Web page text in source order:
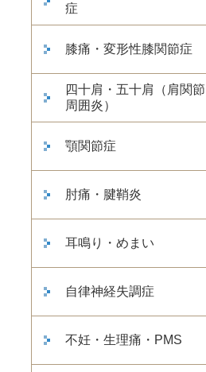
症
膝痛・変形性膝関節症
四十肩・五十肩（肩関節
周囲炎）
顎関節症
肘痛・腱鞘炎
耳鳴り・めまい
自律神経失調症
不妊・生理痛・PMS